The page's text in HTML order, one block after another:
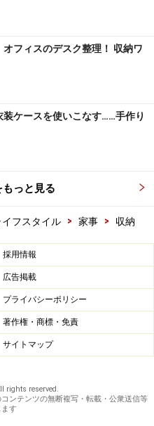
フィスのデスク整理！ 収納ワ
装ケースを使いこなす……手作り
っと見る
フスタイル > 家事 > 収納
採用情報
広告掲載
プライバシーポリシー
著作権・商標・免責
サイトマップ
rights reserved.
ンテンツの無断複写・転載・公衆送信等
す